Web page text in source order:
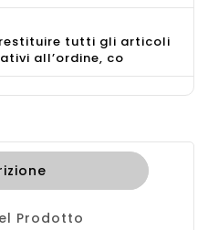
tutti gli articoli
all’ordine, co
Prodotto